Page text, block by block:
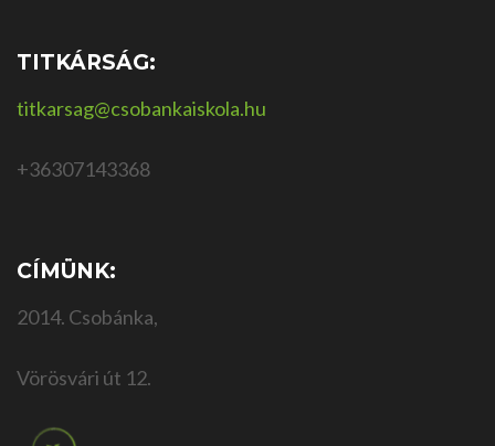
TITKÁRSÁG:
titkarsag@csobankaiskola.hu
+36307143368
CÍMÜNK:
2014. Csobánka,
Vörösvári út 12.